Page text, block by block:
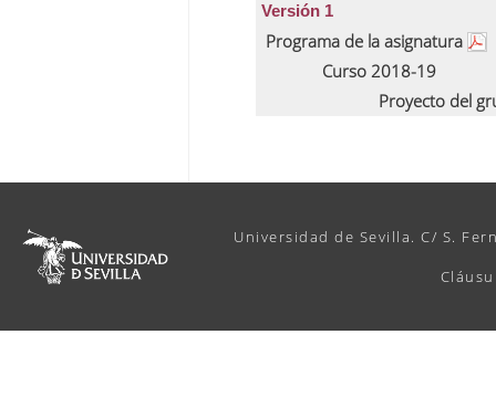
Versión 1
Programa de la asignatura
Curso 2018-19
Proyecto del
Universidad de Sevilla. C/ S.